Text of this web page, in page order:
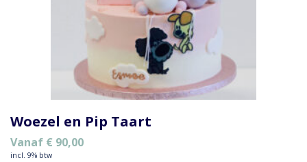
Woezel en Pip Taart
Vanaf € 90,00
incl. 9% btw